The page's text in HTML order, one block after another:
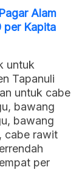
Alam
per Kapita
untuk
Tapanuli
untuk cabe
bawang
bawang
cabe rawit
per